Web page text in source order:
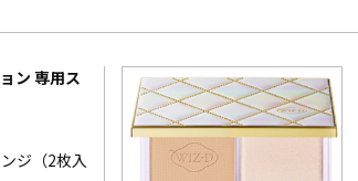
ン 専用ス
ジ（2枚入